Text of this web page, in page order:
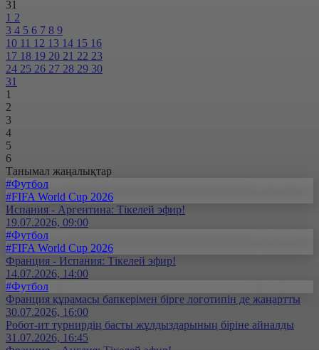
31
1 2
3 4 5 6 7 8 9
10 11 12 13 14 15 16
17 18 19 20 21 22 23
24 25 26 27 28 29 30
31
1
2
3
4
5
6
Танымал жаңалықтар
#Футбол
#FIFA World Cup 2026
Испания - Аргентина: Тікелей эфир!
19.07.2026, 09:00
#Футбол
#FIFA World Cup 2026
Франция - Испания: Тікелей эфир!
14.07.2026, 14:00
#Футбол
Франция құрамасы бапкерімен бірге логотипін де жаңартты
30.07.2026, 16:00
Робот-ит турнирдің басты жұлдыздарының біріне айналды
31.07.2026, 16:45